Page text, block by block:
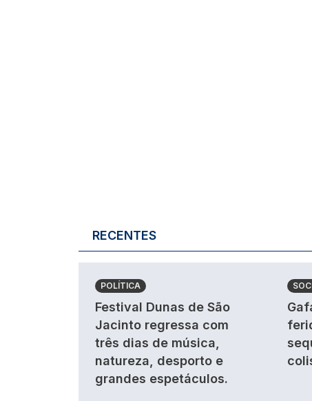
RECENTES
POLÍTICA
Festival Dunas de São
Jacinto regressa com
três dias de música,
natureza, desporto e
grandes espetáculos.